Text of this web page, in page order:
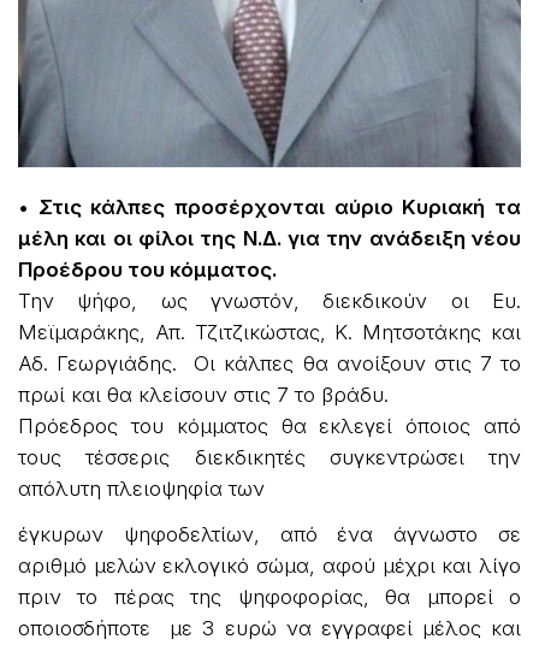
• Στις κάλπες προσέρχονται αύριο Κυριακή τα
μέλη και οι φίλοι της Ν.Δ. για την ανάδειξη νέου
Προέδρου του κόμματος.
Την ψήφο, ως γνωστόν, διεκδικούν οι Ευ.
Μεϊμαράκης, Απ. Τζιτζικώστας, Κ. Μητσοτάκης και
Αδ. Γεωργιάδης. Οι κάλπες θα ανοίξουν στις 7 το
πρωί και θα κλείσουν στις 7 το βράδυ.
Πρόεδρος του κόμματος θα εκλεγεί όποιος από
τους τέσσερις διεκδικητές συγκεντρώσει την
απόλυτη πλειοψηφία των
έγκυρων ψηφοδελτίων, από ένα άγνωστο σε
αριθμό μελών εκλογικό σώμα, αφού μέχρι και λίγο
πριν το πέρας της ψηφοφορίας, θα μπορεί ο
οποιοσδήποτε με 3 ευρώ να εγγραφεί μέλος και